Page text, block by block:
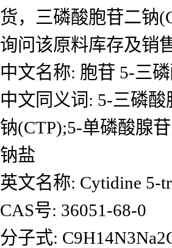
货，三磷酸胞苷二钠
询问该原料库存及销
中文名称: 胞苷 5-三
中文同义词: 5-三磷
钠(CTP);5-单磷酸腺
钠盐
英文名称: Cytidine 5-
CAS号: 36051-68-0
分子式: